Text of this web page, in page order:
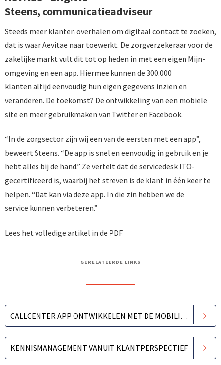
Steens, communicatieadviseur
Steeds meer klanten overhalen om digitaal contact te zoeken,
dat is waar Aevitae naar toewerkt. De zorgverzekeraar voor de
zakelijke markt vult dit tot op heden in met een eigen Mijn-
omgeving en een app. Hiermee kunnen de 300.000
klanten altijd eenvoudig hun eigen gegevens inzien en
veranderen. De toekomst? De ontwikkeling van een mobiele
site en meer gebruikmaken van Twitter en Facebook.
“In de zorgsector zijn wij een van de eersten met een app”,
beweert Steens. “De app is snel en eenvoudig in gebruik en je
hebt alles bij de hand.” Ze vertelt dat de servicedesk ITO-
gecertificeerd is, waarbij het streven is de klant in één keer te
helpen. “Dat kan via deze app. In die zin hebben we de
service kunnen verbeteren.”
Lees het volledige artikel in de PDF
GERELATEERDE LINKS
CALLCENTER APP ONTWIKKELEN MET DE MOBILIZER
KENNISMANAGEMENT VANUIT KLANTPERSPECTIEF